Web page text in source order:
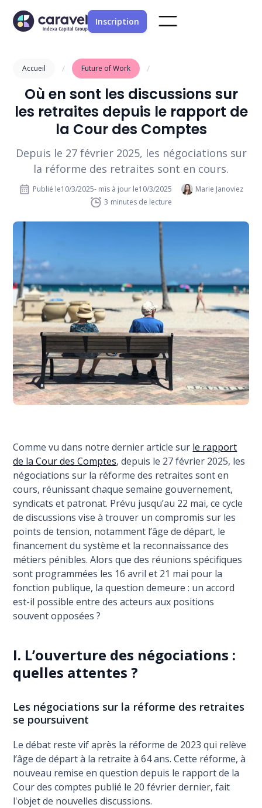
Inscription
Accueil / Future of Work /
Où en sont les discussions sur
les retraites depuis le rapport de
la Cour des Comptes
Depuis le 27 février 2025, les négociations sur
la réforme des retraites sont en cours.
Publié le10/3/2025- mis à jour le10/3/2025
Marie Janoviez
3 minutes de lecture
Comme vu dans notre dernier article sur le rapport
de la Cour des Comptes, depuis le 27 février 2025, les
négociations sur la réforme des retraites sont en
cours, réunissant chaque semaine gouvernement,
syndicats et patronat. Prévu jusqu’au 22 mai, ce cycle
de discussions vise à trouver un compromis sur les
points de tension, notamment l’âge de départ, le
financement du système et la reconnaissance des
métiers pénibles. Alors que des réunions spécifiques
sont programmées les 16 avril et 21 mai pour la
fonction publique, la question demeure : un accord
est-il possible entre des acteurs aux positions
souvent opposées ?
I. L’ouverture des négociations :
quelles attentes ?
Les négociations sur la réforme des retraites
se poursuivent
Le débat reste vif après la réforme de 2023 qui relève
l’âge de départ à la retraite à 64 ans. Cette réforme, à
nouveau remise en question depuis le rapport de la
Cour des comptes publié le 20 février dernier, fait
l'objet de nouvelles discussions.